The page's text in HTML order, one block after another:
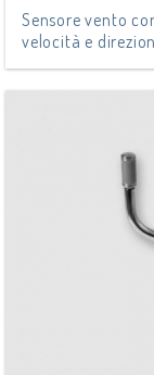
Sensore vento
velocità e